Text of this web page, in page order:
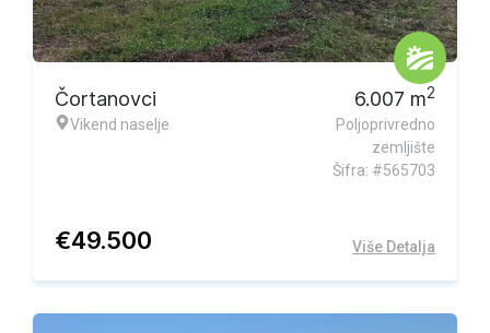
Ekskluzivna ponuda
Čortanovci
Vikend naselje
6.007 m2
Poljoprivredno
zemljište
Šifra: #565703
€49.500 Više Detalja